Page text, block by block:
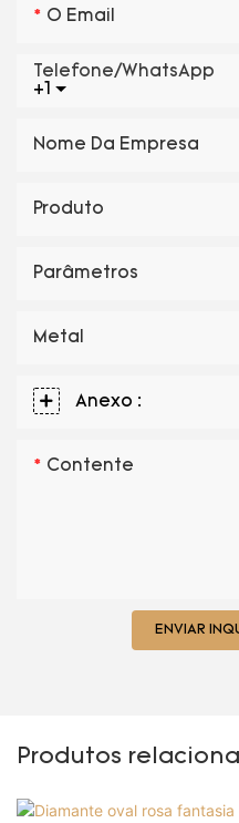
O Email
+1
Telefone/WhatsApp
Nome Da Empresa
Produto
Parâmetros
Metal
Anexo :
Contente
ENVIAR
Produtos